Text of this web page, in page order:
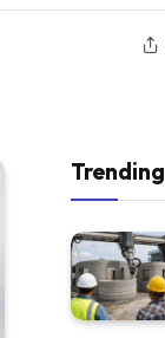
Trending